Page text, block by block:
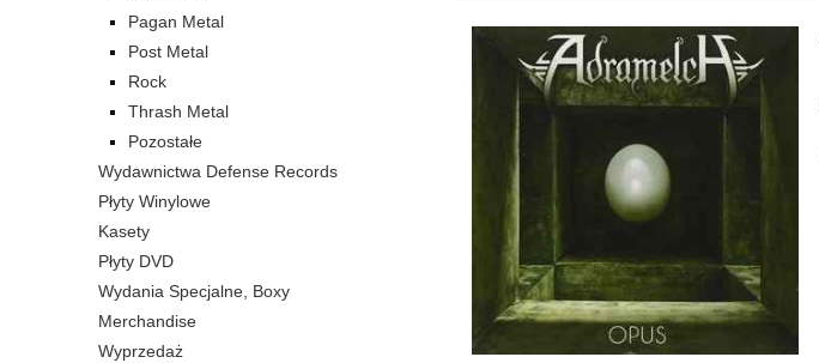
Pagan Metal
Post Metal
Rock
Thrash Metal
Pozostałe
Wydawnictwa Defense Records
Płyty Winylowe
Kasety
Płyty DVD
Wydania Specjalne, Boxy
Merchandise
Wyprzedaż